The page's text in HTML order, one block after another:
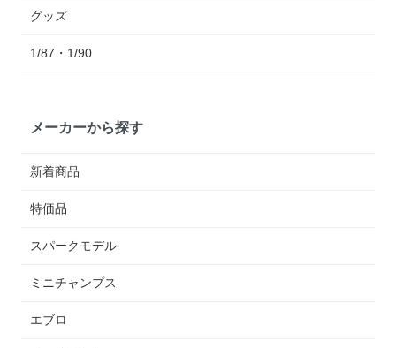
グッズ
1/87・1/90
メーカーから探す
新着商品
特価品
スパークモデル
ミニチャンプス
エブロ